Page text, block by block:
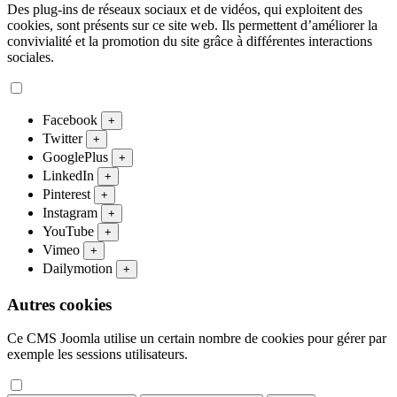
Des plug-ins de réseaux sociaux et de vidéos, qui exploitent des
cookies, sont présents sur ce site web. Ils permettent d’améliorer la
convivialité et la promotion du site grâce à différentes interactions
sociales.
Facebook +
Twitter +
GooglePlus +
LinkedIn +
Pinterest +
Instagram +
YouTube +
Vimeo +
Dailymotion +
Autres cookies
Ce CMS Joomla utilise un certain nombre de cookies pour gérer par
exemple les sessions utilisateurs.